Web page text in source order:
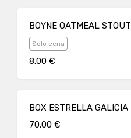
BOYNE OATMEAL STOUT
Solo cena
8.00 €
BOX ESTRELLA GALICIA
70.00 €